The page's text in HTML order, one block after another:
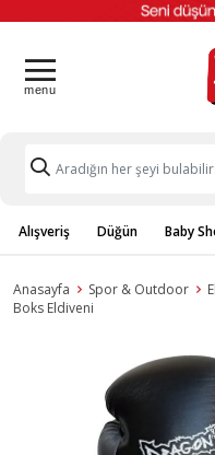
Alışveriş Düğün Baby
Anasayfa Spor & Outdoor
Boks Eldiveni